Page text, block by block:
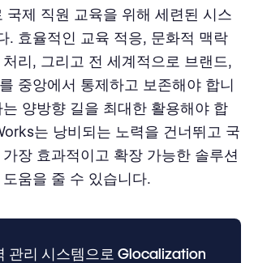
제 직원 교육을 위해 세련된 시스
. 효율적인 교육 적응, 문화적 맥락
리, 그리고 전 세계적으로 브랜드,
중앙에서 통제하고 보존해야 합니
양방향 길을 최대한 활용해야 합
는 낭비되는 노력을 건너뛰고 국
장 효과적이고 확장 가능한 솔루션
움을 줄 수 있습니다.
관리 시스템으로 Glocalization